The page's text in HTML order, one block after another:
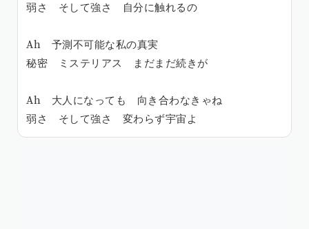
弱さ そして強さ 自分に触れるの
Ah 予測不可能な私の真実
秘密 ミステリアス まだまだ続きが
Ah 大人になっても 向き合わなきゃね
弱さ そして強さ 変わらず宇宙よ